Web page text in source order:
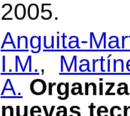
2005.
Anguita-
I.M.,
A.
nuevas